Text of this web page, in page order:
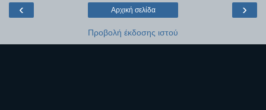
‹ ›
Αρχική σελίδα
Προβολή έκδοσης ιστού